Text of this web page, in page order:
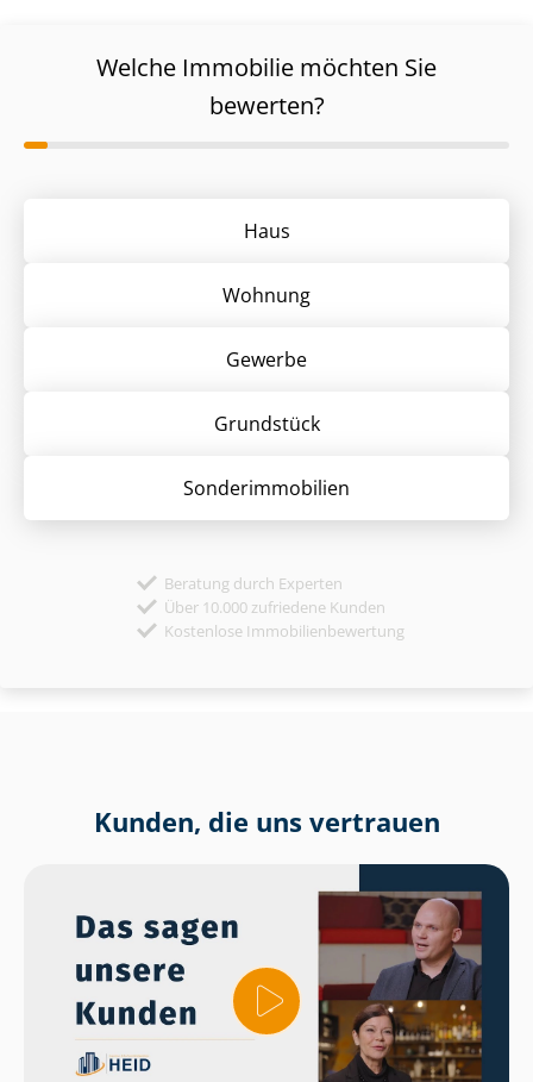
Welche Immobilie möchten Sie
bewerten?
Haus
Wohnung
Gewerbe
Grund­stück
Sonder­immobilien
Beratung durch Experten
Über 10.000 zufriedene Kunden
Kostenlose Immobilienbewertung
Kunden, die uns vertrauen